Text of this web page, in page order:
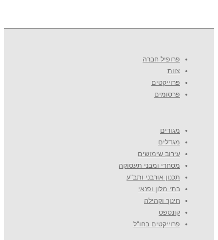
פרופיל חברה
צוות
פרוייקטים
פרסומים
מגורים
מגדלים
עירוב שימושים
מסחרי ומבני תעסוקה
תכנון אורבני ותב"ע
בתי מלון ופנאי
חינוך וקהילה
קונספט
פרוייקטים בחו"ל